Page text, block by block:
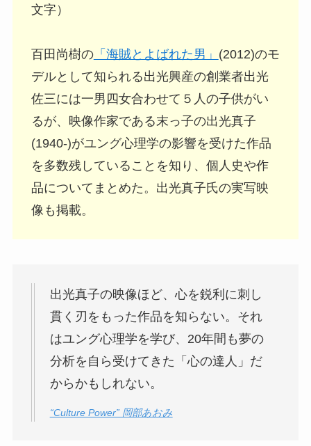
文字）
百田尚樹の「海賊とよばれた男」 (2012)のモ
デルとして知られる出光興産の創業者出光
佐三には一男四女合わせて５人の子供がい
るが、映像作家である末っ子の出光真子
(1940-)がユング心理学の影響を受けた作品
を多数残していることを知り、個人史や作
品についてまとめた。出光真子氏の実写映
像も掲載。
出光真子の映像ほど、心を鋭利に刺し
貫く刃をもった作品を知らない。それ
はユング心理学を学び、20年間も夢の
分析を自ら受けてきた「心の達人」だ
からかもしれない。
“Culture Power” 岡部あおみ